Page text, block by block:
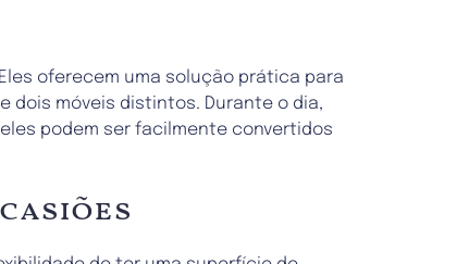
oferecem uma solução prática para
dois móveis distintos. Durante o dia,
podem ser facilmente convertidos